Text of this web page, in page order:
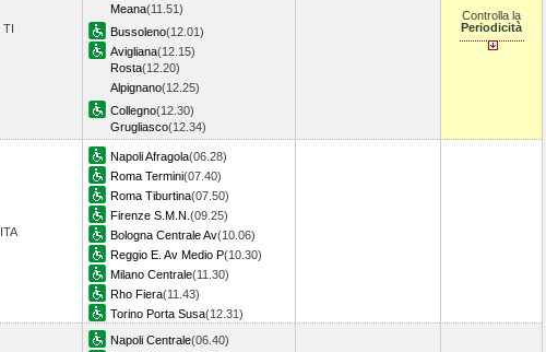
TI
Meana(11.51)
Bussoleno(12.01)
Avigliana(12.15)
Rosta(12.20)
Alpignano(12.25)
Collegno(12.30)
Grugliasco(12.34)
Controlla la
Periodicità
ITA
Napoli Afragola(06.28)
Roma Termini(07.40)
Roma Tiburtina(07.50)
Firenze S.M.N. (09.25)
Bologna Centrale Av(10.06)
Reggio E. Av Medio P(10.30)
Milano Centrale(11.30)
Rho Fiera(11.43)
Torino Porta Susa(12.31)
Napoli Centrale(06.40)